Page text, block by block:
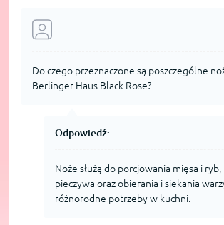
Do czego przeznaczone są poszczególne
Berlinger Haus Black Rose?
Odpowiedź:
Noże służą do porcjowania mięsa i
pieczywa oraz obierania i siekania
różnorodne potrzeby w kuchni.